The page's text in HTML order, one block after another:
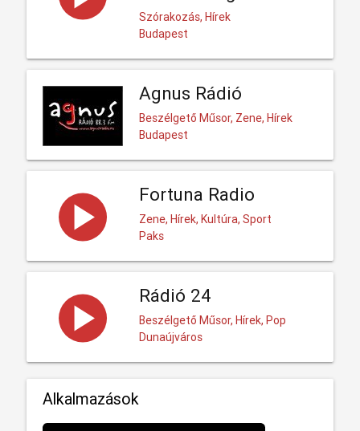
Szórakozás, Hírek
Budapest
Agnus Rádió
Beszélgető Műsor, Zene, Hírek
Budapest
Fortuna Radio
Zene, Hírek, Kultúra, Sport
Paks
Rádió 24
Beszélgető Műsor, Hírek, Pop
Dunaújváros
Alkalmazások